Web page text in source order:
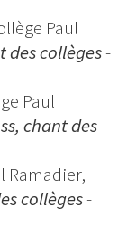
Paul
des collèges-
Paul
chant des
Ramadier,
collèges-